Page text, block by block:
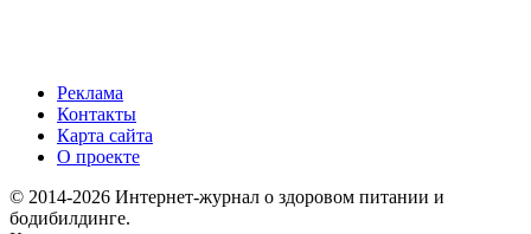
Реклама
Контакты
Карта сайта
О проекте
© 2014-2026 Интернет-журнал о здоровом питании и
бодибилдинге.